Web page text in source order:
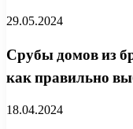
29.05.2024
Срубы домов из
как правильно
18.04.2024